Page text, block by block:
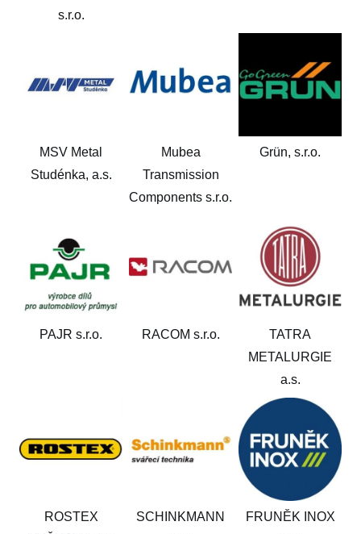
s.r.o.
MSV Metal
Studénka, a.s.
Mubea
Transmission
Components s.r.o.
Grün, s.r.o.
PAJR s.r.o. RACOM s.r.o.
TATRA
METALURGIE
a.s.
ROSTEX
SCHINKMANN
FRUNĚK INOX